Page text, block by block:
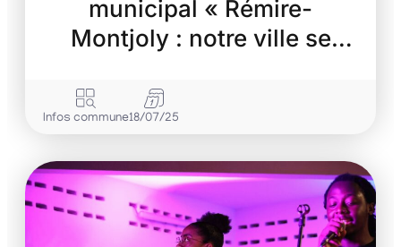
municipal « Rémire-
Montjoly : notre ville se
Infos commune18/07/25